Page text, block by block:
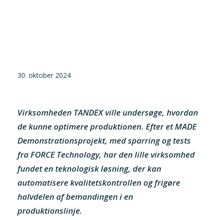
30. oktober 2024
Virksomheden TANDEX ville undersøge, hvordan
de kunne optimere produktionen. Efter et MADE
Demonstrationsprojekt, med sparring og tests
fra FORCE Technology, har den lille virksomhed
fundet en teknologisk løsning, der kan
automatisere kvalitetskontrollen og frigøre
halvdelen af bemandingen i en
produktionslinje.